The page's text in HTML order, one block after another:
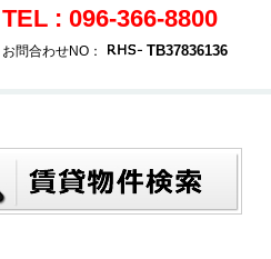
TEL : 096-366-8800
お問合わせNO： TB37836136